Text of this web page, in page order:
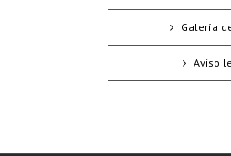
Galería
Aviso